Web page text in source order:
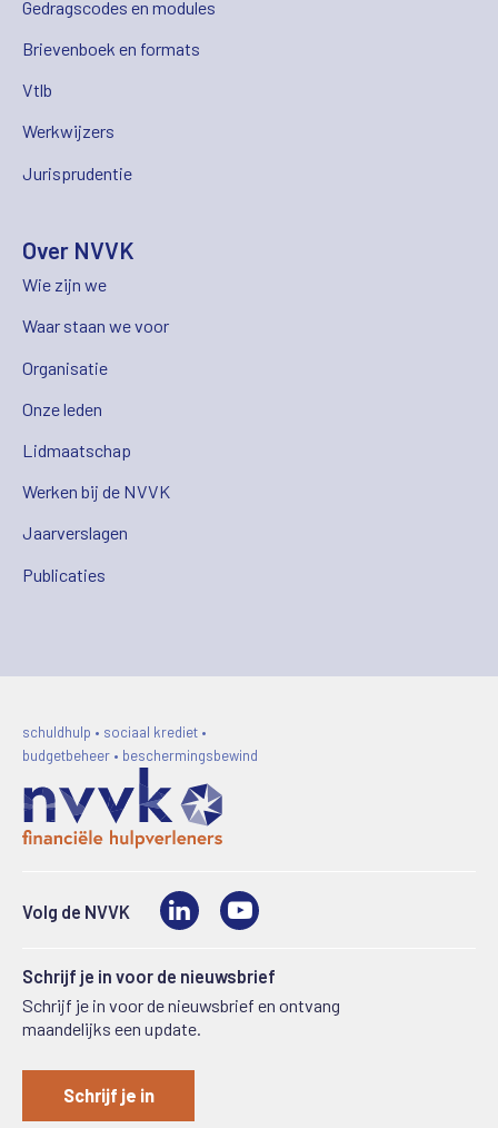
Gedragscodes en modules
Brievenboek en formats
Vtlb
Werkwijzers
Jurisprudentie
Over NVVK
Wie zijn we
Waar staan we voor
Organisatie
Onze leden
Lidmaatschap
Werken bij de NVVK
Jaarverslagen
Publicaties
schuldhulp • sociaal krediet •
budgetbeheer • beschermingsbewind
Volg de NVVK LinkedIn
Schrijf je in voor de nieuwsbrief
Schrijf je in voor de nieuwsbrief en ontvang
maandelijks een update.
Schrijf je in